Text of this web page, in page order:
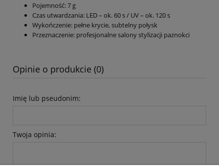
Pojemność: 7 g
Czas utwardzania: LED – ok. 60 s / UV – ok. 120 s
Wykończenie: pełne krycie, subtelny połysk
Przeznaczenie: profesjonalne salony stylizacji paznokci
Opinie o produkcie (0)
Imię lub pseudonim:
Twoja opinia: